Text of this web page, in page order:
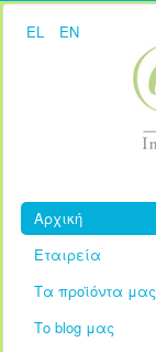
EL EN
Αρχική
Εταιρεία
Τα προϊόντα μας
Το blog μας